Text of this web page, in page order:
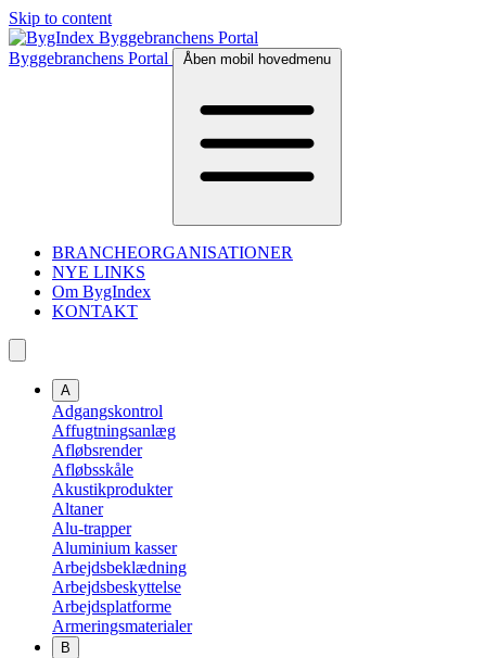
Skip to content
Byggebranchens Portal Åben mobil hovedmenu
BRANCHEORGANISATIONER
NYE LINKS
Om BygIndex
KONTAKT
A
Adgangskontrol
Affugtningsanlæg
Afløbsrender
Afløbsskåle
Akustikprodukter
Altaner
Alu-trapper
Aluminium kasser
Arbejdsbeklædning
Arbejdsbeskyttelse
Arbejdsplatforme
Armeringsmaterialer
B